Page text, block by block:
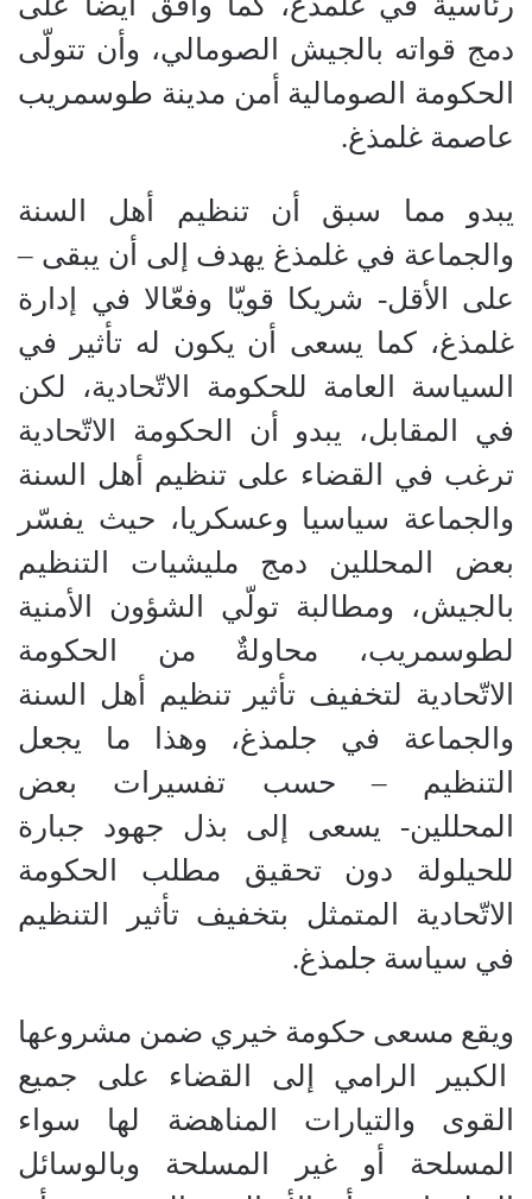
دمج قواته بالجيش الصومالي، وأن تتولّى
الحكومة الصومالية أمن مدينة طوسمريب
عاصمة غلمذغ.
يبدو مما سبق أن تنظيم أهل السنة
والجماعة في غلمذغ يهدف إلى أن يبقى –
على الأقل- شريكا قويّا وفعّالا في إدارة
غلمذغ، كما يسعى أن يكون له تأثير في
السياسة العامة للحكومة الاتّحادية، لكن
في المقابل، يبدو أن الحكومة الاتّحادية
ترغب في القضاء على تنظيم أهل السنة
والجماعة سياسيا وعسكريا، حيث يفسّر
بعض المحللين دمج مليشيات التنظيم
بالجيش، ومطالبة تولّي الشؤون الأمنية
لطوسمريب، محاولةٌ من الحكومة
الاتّحادية لتخفيف تأثير تنظيم أهل السنة
والجماعة في جلمذغ، وهذا ما يجعل
التنظيم – حسب تفسيرات بعض
المحللين- يسعى إلى بذل جهود جبارة
للحيلولة دون تحقيق مطلب الحكومة
الاتّحادية المتمثل بتخفيف تأثير التنظيم
في سياسة جلمذغ.
ويقع مسعى حكومة خيري ضمن مشروعها
الكبير الرامي إلى القضاء على جميع
القوى والتيارات المناهضة لها سواء
المسلحة أو غير المسلحة وبالوسائل